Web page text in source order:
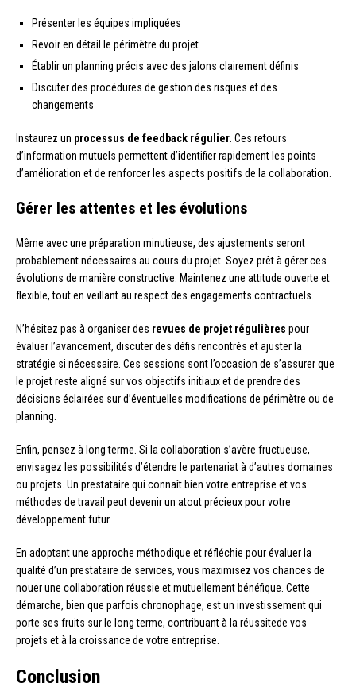
Présenter les équipes impliquées
Revoir en détail le périmètre du projet
Établir un planning précis avec des jalons clairement définis
Discuter des procédures de gestion des risques et des
changements
Instaurez un processus de feedback régulier . Ces retours
d’information mutuels permettent d’identifier rapidement les points
d’amélioration et de renforcer les aspects positifs de la collaboration.
Gérer les attentes et les évolutions
Même avec une préparation minutieuse, des ajustements seront
probablement nécessaires au cours du projet. Soyez prêt à gérer ces
évolutions de manière constructive. Maintenez une attitude ouverte et
flexible, tout en veillant au respect des engagements contractuels.
N’hésitez pas à organiser des revues de projet régulières pour
évaluer l’avancement, discuter des défis rencontrés et ajuster la
stratégie si nécessaire. Ces sessions sont l’occasion de s’assurer que
le projet reste aligné sur vos objectifs initiaux et de prendre des
décisions éclairées sur d’éventuelles modifications de périmètre ou de
planning.
Enfin, pensez à long terme. Si la collaboration s’avère fructueuse,
envisagez les possibilités d’étendre le partenariat à d’autres domaines
ou projets. Un prestataire qui connaît bien votre entreprise et vos
méthodes de travail peut devenir un atout précieux pour votre
développement futur.
En adoptant une approche méthodique et réfléchie pour évaluer la
qualité d’un prestataire de services, vous maximisez vos chances de
nouer une collaboration réussie et mutuellement bénéfique. Cette
démarche, bien que parfois chronophage, est un investissement qui
porte ses fruits sur le long terme, contribuant à la réussitede vos
projets et à la croissance de votre entreprise.
Conclusion